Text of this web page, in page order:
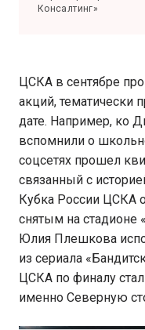
Консалтинг»
ЦСКА в сентябре
акций, тематически
дате. Например, ко
вспомнили о
соцсетях прошел
связанный с
Кубка России ЦСКА
снятым на стадионе
Юлия Плешкова
из сериала
ЦСКА по финалу
именно Северную